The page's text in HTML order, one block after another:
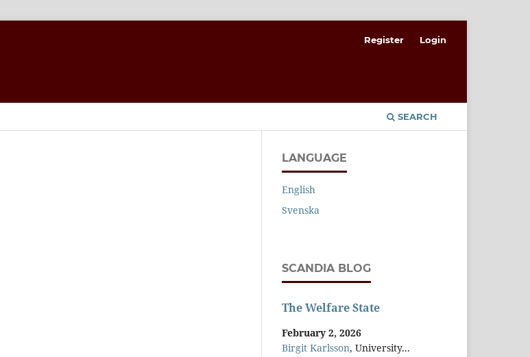
SEARCH
Register Login
LANGUAGE
English
Svenska
SCANDIA BLOG
The Welfare State
February 2, 2026
Birgit Karlsson, University...